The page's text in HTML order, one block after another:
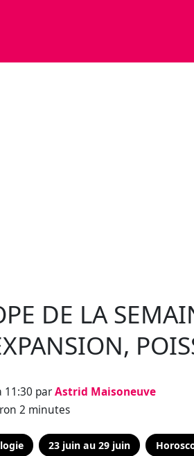
DE LA
11:30 parAstrid Maisoneuve
2 minutes
23 juin au 29 juin